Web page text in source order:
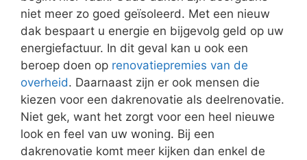
niet meer zo goed geïsoleerd. Met een nieuw
dak bespaart u energie en bijgevolg geld op uw
energiefactuur. In dit geval kan u ook een
beroep doen op renovatiepremies van de
overheid. Daarnaast zijn er ook mensen die
kiezen voor een dakrenovatie als deelrenovatie.
Niet gek, want het zorgt voor een heel nieuwe
look en feel van uw woning. Bij een
dakrenovatie komt meer kijken dan enkel de